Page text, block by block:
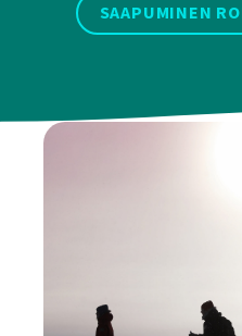
SAAPUMINEN